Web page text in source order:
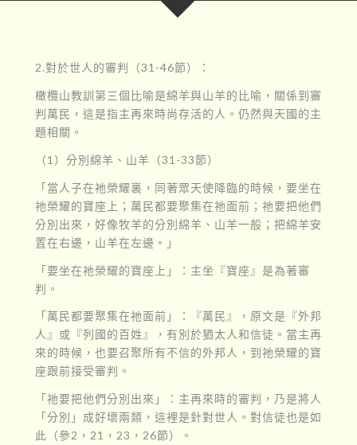
2.對於世人的審判（31-46節）：
橄欖山教訓第三個比喻是綿羊與山羊的比喻，關係到審
判萬民，這是指主再來時尚存活的人。仍然與天國的主
題相關。
（1）分別綿羊、山羊（31-33節）
「當人子在祂榮耀裏，同著眾天使降臨的時候，要坐在
祂榮耀的寶座上；萬民都要聚集在祂面前；祂要把他們
分別出來，好像牧羊的分別綿羊、山羊一般；把綿羊安
置在右邊，山羊在左邊。」
「要坐在祂榮耀的寶座上」：主坐『寶座』是為著審
判。
「萬民都要聚集在祂面前」：『萬民』，原文是『外邦
人』或『列國的百姓』，有別於猶太人和信徒。當主再
來的時候，也要召聚所有不信的外邦人，到祂榮耀的寶
座跟前接受審判。
「祂要把他們分別出來」：主再來時的審判，乃是將人
「分別」成好壞兩類，這裡是針對世人。對信徒也是如
此（參2，21，23，26節）。